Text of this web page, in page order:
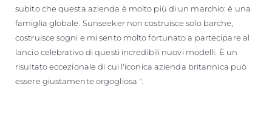
subito che questa azienda è molto più di un marchio: è una
famiglia globale. Sunseeker non costruisce solo barche,
costruisce sogni e mi sento molto fortunato a partecipare al
lancio celebrativo di questi incredibili nuovi modelli. È un
risultato eccezionale di cui l'iconica azienda britannica può
essere giustamente orgogliosa ".